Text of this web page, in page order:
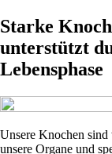
Starke
unterstützt
Lebensphase
Unsere Knochen sind
unsere Organe und